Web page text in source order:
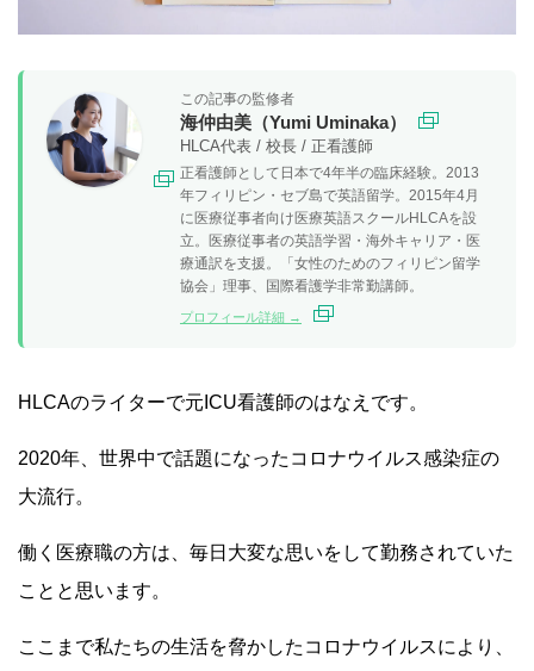
この記事の監修者
海仲由美（Yumi Uminaka）
HLCA代表 / 校長 / 正看護師
正看護師として日本で4年半の臨床経験。2013
年フィリピン・セブ島で英語留学。2015年4月
に医療従事者向け医療英語スクールHLCAを設
立。医療従事者の英語学習・海外キャリア・医
療通訳を支援。「女性のためのフィリピン留学
協会」理事、国際看護学非常勤講師。
プロフィール詳細 →
HLCAのライターで元ICU看護師のはなえです。
2020年、世界中で話題になったコロナウイルス感染症の
大流行。
働く医療職の方は、毎日大変な思いをして勤務されていた
ことと思います。
ここまで私たちの生活を脅かしたコロナウイルスにより、